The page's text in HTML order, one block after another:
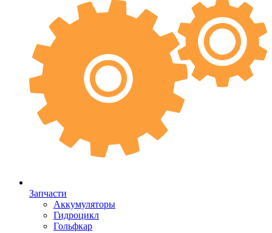
Запчасти
Аккумуляторы
Гидроцикл
Гольфкар